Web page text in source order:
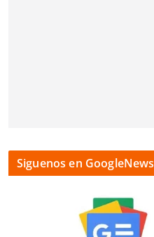
Siguenos en GoogleNews